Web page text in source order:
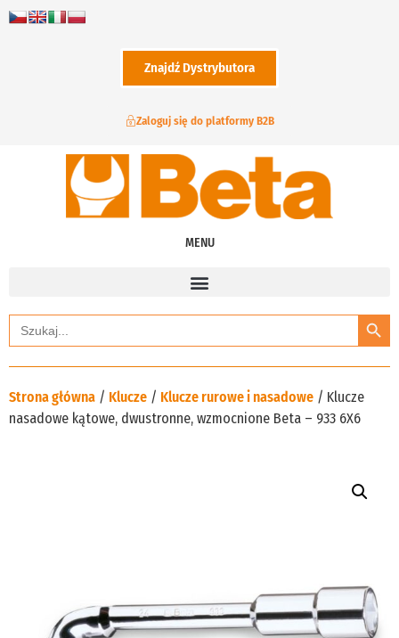
Znajdź Dystrybutora
Zaloguj się do platformy B2B
MENU
Search
for:
Strona główna / Klucze / Klucze rurowe i nasadowe / Klucze
nasadowe kątowe, dwustronne, wzmocnione Beta – 933 6X6